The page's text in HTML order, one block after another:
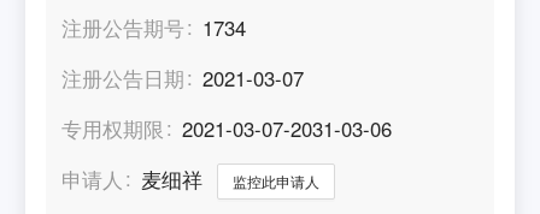
注册公告期号
1734
注册公告日期
2021-03-07
专用权期限
2021-03-07-2031-03-06
申请人
麦细祥 监控此申请人